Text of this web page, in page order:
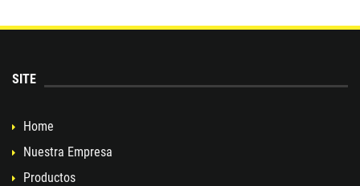
SITE
Home
Nuestra Empresa
Productos